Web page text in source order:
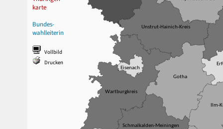
karte
Bundes-
wahlleiterin
Vollbild
Drucken
Ilm-
Gotha
Schmalkalden-Meiningen
Unstrut-Hainich-Kreis
Wartburgkreis
Eisenach